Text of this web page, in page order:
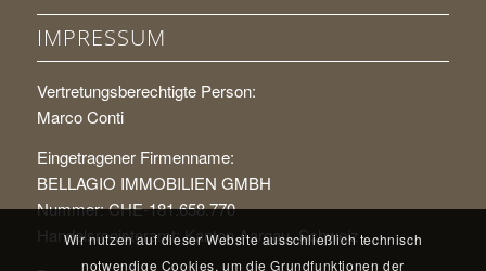
IMPRESSUM
Vertretungsberechtigte Person:
Marco Conti
Eingetragener Firmenname:
BELLAGIO IMMOBILIEN GMBH
Nummer: CHE-181.658.770
Handelsregisteramt: Kanton Aargau, Schweiz
Wir nutzen auf dieser Website ausschließlich technisch
notwendige Cookies, um die Grundfunktionen der